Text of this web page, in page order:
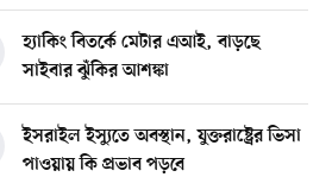
হ্যাকিং বিতর্কে মেটার এআই, বাড়ছে
সাইবার ঝুঁকির আশঙ্কা
ইসরাইল ইস্যুতে অবস্থান, যুক্তরাষ্ট্রের ভিসা
পাওয়ায় কি প্রভাব পড়বে